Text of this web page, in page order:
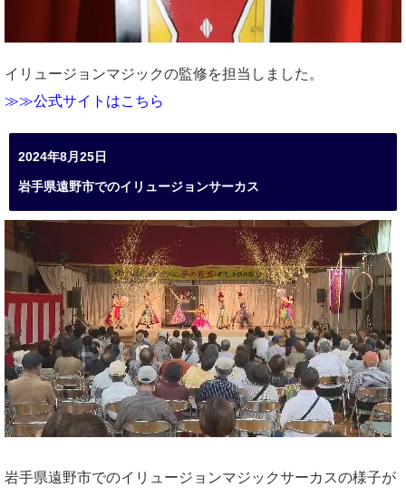
イリュージョンマジックの監修を担当しました。
≫≫公式サイトはこちら
2024年8月25日
岩手県遠野市でのイリュージョンサーカス
岩手県遠野市でのイリュージョンマジックサーカスの様子が